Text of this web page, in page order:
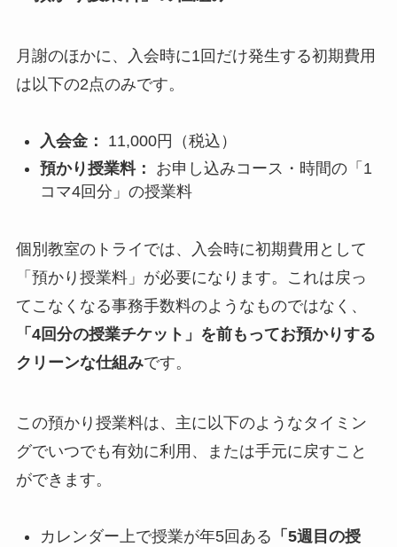
月謝のほかに、入会時に1回だけ発生する初期費用
は以下の2点のみです。
入会金：
11,000円（税込）
預かり授業料：
お申し込みコース・時間の「1
コマ4回分」の授業料
個別教室のトライでは、入会時に初期費用として
「預かり授業料」が必要になります。これは戻っ
てこなくなる事務手数料のようなものではなく、
「4回分の授業チケット」を前もってお預かりする
クリーンな仕組みです。
この預かり授業料は、主に以下のようなタイミン
グでいつでも有効に利用、または手元に戻すこと
ができます。
カレンダー上で授業が年5回ある 「5週目の授